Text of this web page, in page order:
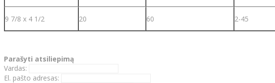
9 7/8 x 4 1/2 20 60 2-45
Parašyti atsiliepimą
Vardas:
El. pašto adresas: